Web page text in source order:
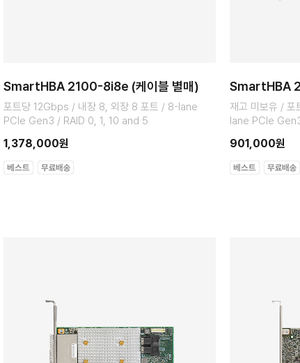
SmartHBA 2100-8i8e (케이블 별매)
포트당 12Gbps / 내장 8, 외장 8 포트 / 8-lane
PCIe Gen3 / RAID 0, 1, 10 and 5
1,378,000원
SmartHBA
재고 미보유 /
lane PCIe
901,000원